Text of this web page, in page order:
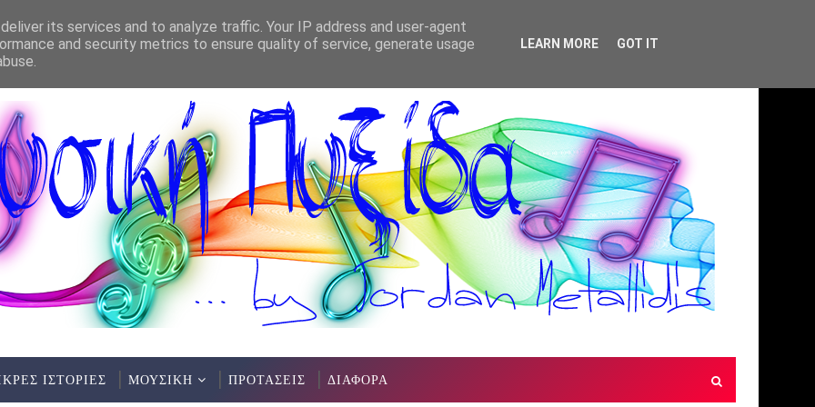
ΈΝΤΕΧΝΟ ΣΤΕΡΓΙΟΣ ΝΤΑΟΥΣΑΝΑΚΗΣ - ΤΡΑΠΟΥΛΑ
ΙΣΤΟΡΙΕΣ ΜΟΥΣΙΚΗ ΠΡΟΤΑΣΕΙΣ ΔΙΑΦΟΡΑ
its services and to analyze traffic. Your IP address and user-agent
and security metrics to ensure quality of service, generate usage
LEARN MORE GOT IT